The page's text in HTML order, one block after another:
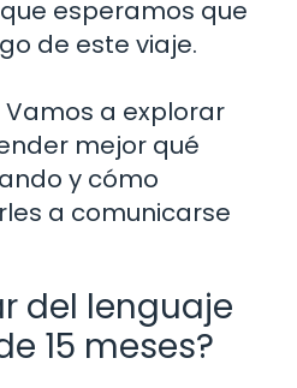
esperamos que
de este viaje.
Vamos a explorar
mejor qué
y cómo
a comunicarse
del lenguaje
15 meses?